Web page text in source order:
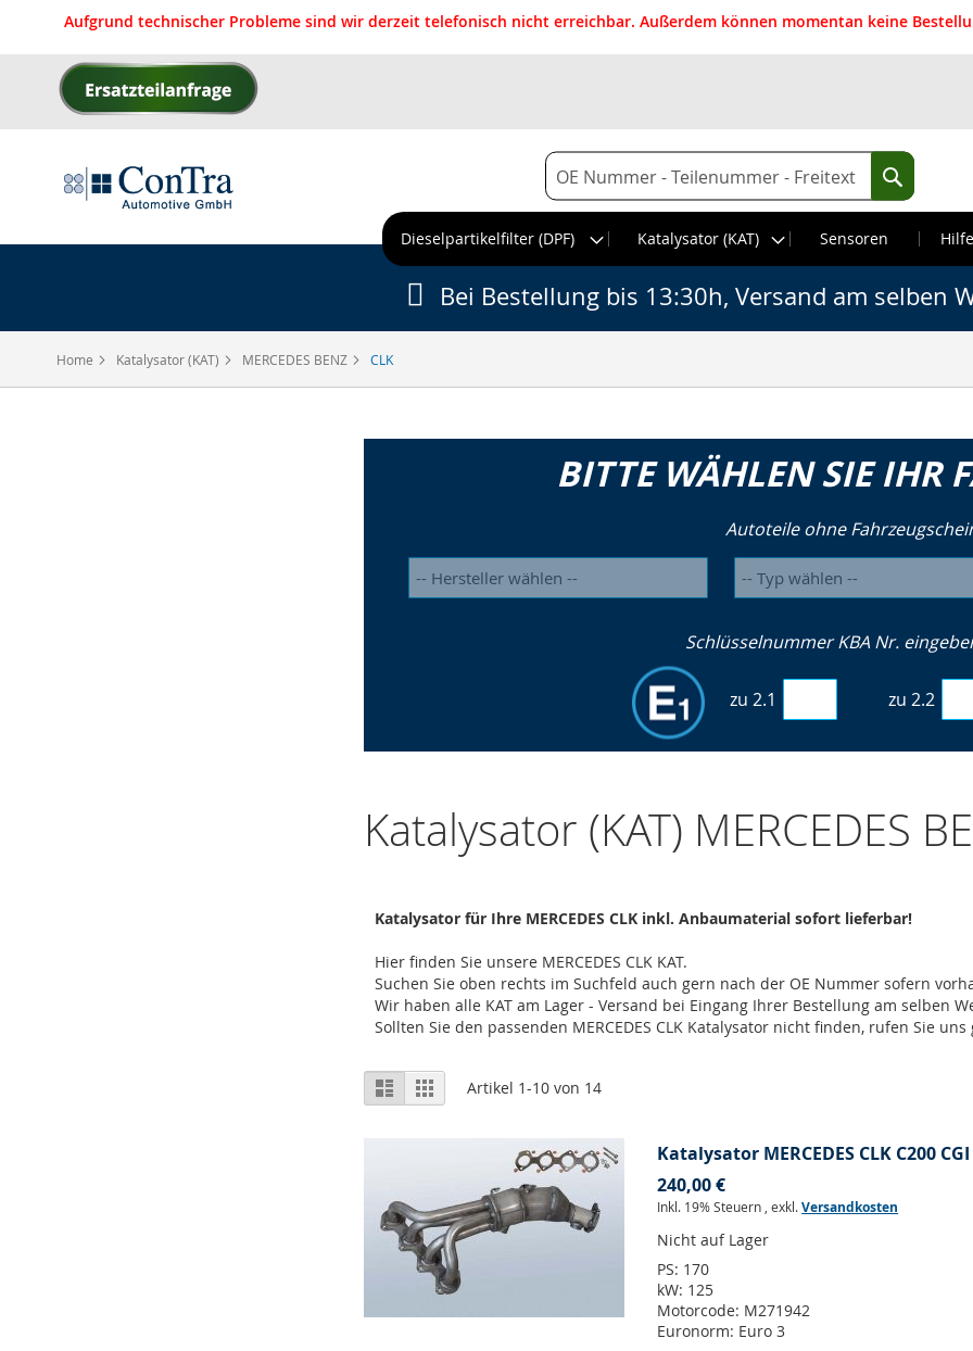
Aufgrund technischer Probleme sind wir derzeit telefonisch nicht erreichbar. Außerdem können momentan keine
Direkt
zum
Suche
Suche
Dieselpartikelfilter (DPF)
Katalysator (KAT) Sensoren
Home Katalysator (KAT) MERCEDES BENZ CLK
Bei Bestellung bis 13:30h, Versand am selben
BITTE WÄHLEN SIE IHR
Autoteile ohne
Schlüsselnummer KBA Nr.
zu 2.1 zu 2.2
Katalysator (KAT) MERCEDES
Katalysator für Ihre MERCEDES CLK inkl. Anbaumaterial sofort lieferbar!
Hier finden Sie unsere MERCEDES CLK KAT.
Suchen Sie oben rechts im Suchfeld auch gern nach der OE Nummer sofern
Wir haben alle KAT am Lager - Versand bei Eingang Ihrer Bestellung am selben
Sollten Sie den passenden MERCEDES CLK Katalysator nicht finden, rufen Sie
Ansicht
als
Liste RasterArtikel 1-10 von 14
Katalysator MERCEDES CLK C200
240,00 €
Inkl. 19% Steuern ,exkl.Versandkosten
Nicht auf Lager
PS: 170
kW: 125
Motorcode: M271942
Euronorm: Euro 3